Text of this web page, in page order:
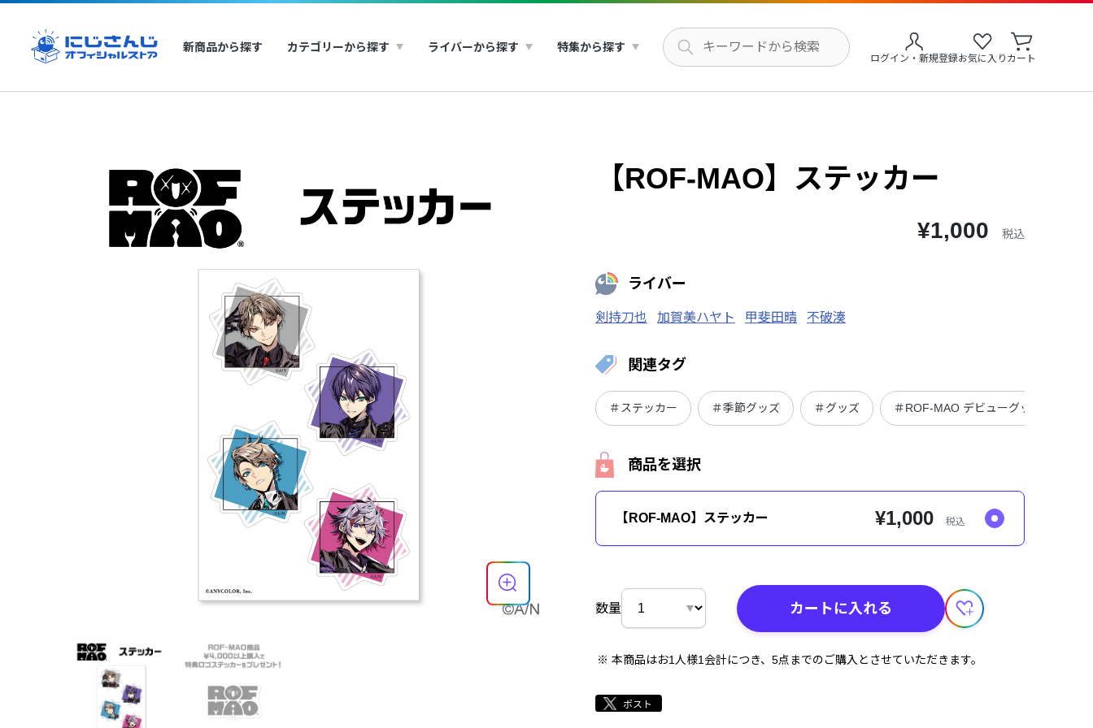
新商品から探す カテゴリーから探す ライバーから探す 特集から探す
ログイン・新規登録お気に入り カート
【ROF-MAO】ステッカー
¥1,000 税込
ライバー
剣持刀也 加賀美ハヤト 甲斐田晴 不破湊
関連タグ
＃ステッカー ＃季節グッズ ＃グッズ ＃ROF-MAO デビューグッズ
商品を選択
【ROF-MAO】ステッカー ¥1,000 税込
数量 カートに入れる
本商品はお1人様1会計につき、5点までのご購入とさせていただきます。